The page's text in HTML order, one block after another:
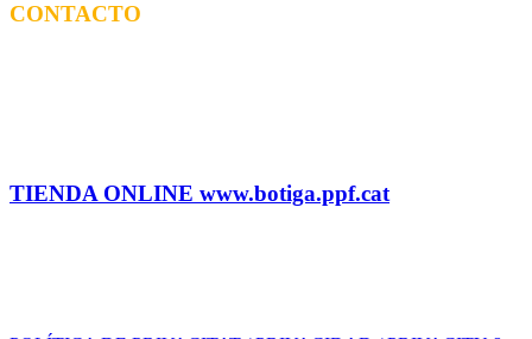
CONTACTO
TIENDA ONLINE www.botiga.ppf.cat